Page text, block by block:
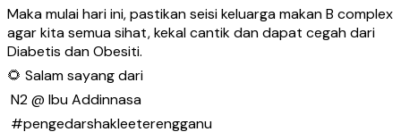
Maka mulai hari ini, pastikan seisi keluarga makan B complex
agar kita semua sihat, kekal cantik dan dapat cegah dari
Diabetis dan Obesiti.
🌻 Salam sayang dari
N2 @ Ibu Addinnasa
#pengedarshakleeterengganu